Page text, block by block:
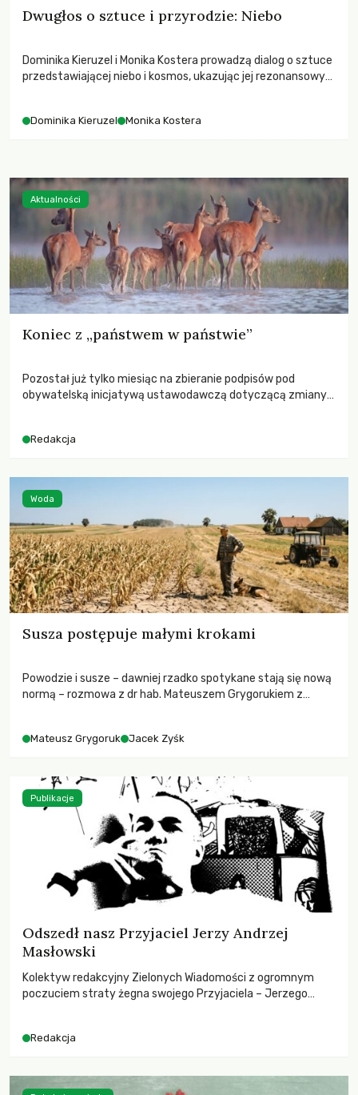
Dwugłos o sztuce i przyrodzie: Niebo
Dominika Kieruzel i Monika Kostera prowadzą dialog o sztuce
przedstawiającej niebo i kosmos, ukazując jej rezonansowy
Dominika Kieruzel Monika Kostera
Koniec z „państwem w państwie”
Pozostał już tylko miesiąc na zbieranie podpisów pod
obywatelską inicjatywą ustawodawczą dotyczącą zmiany
niezwykle korzystne rozwiązania dla przyrody i zwierząt,
funkcjonowania łowiectwa w Polsce.
Redakcja
Aktualności
Susza postępuje małymi krokami
Powodzie i susze – dawniej rzadko spotykane stają się nową
normą – rozmowa z dr hab. Mateuszem Grygorukiem z
Mateusz Grygoruk Jacek Zyśk
Woda
Odszedł nasz Przyjaciel Jerzy Andrzej
Masłowski
Kolektyw redakcyjny Zielonych Wiadomości z ogromnym
poczuciem straty żegna swojego Przyjaciela – Jerzego
Redakcja
Publikacje